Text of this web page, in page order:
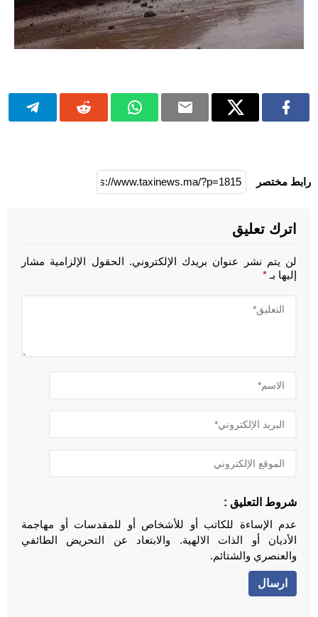
رابط مختصر
اترك تعليق
لن يتم نشر عنوان بريدك الإلكتروني. الحقول الإلزامية مشار
إليها بـ *
شروط التعليق :
عدم الإساءة للكاتب أو للأشخاص أو للمقدسات أو مهاجمة
الأديان أو الذات الالهية. والابتعاد عن التحريض الطائفي
والعنصري والشتائم.